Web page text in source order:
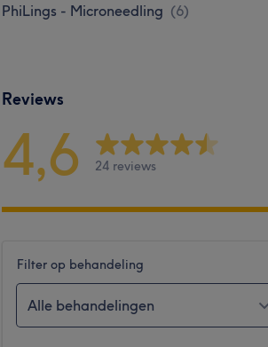
PhiLings - Microneedling (6)
Reviews
4,6 24 reviews
Filter op behandeling
Alle behandelingen